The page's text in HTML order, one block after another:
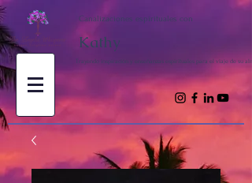
Kathy
Canalizaciones espirituales con
Trayendo inspiración y enseñanzas espirituales para el viaje de su